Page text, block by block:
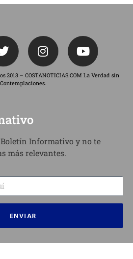
2013 – COSTANOTICIAS.COM La Verdad sin
Contemplaciones.
Informativo y no te
más relevantes.
ENVIAR